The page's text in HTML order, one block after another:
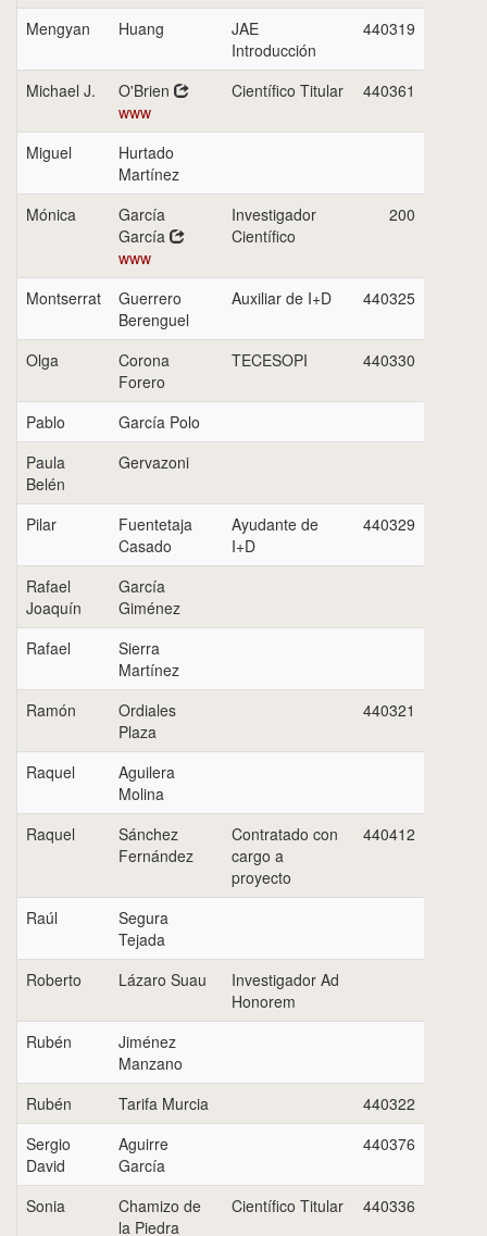
Mengyan Huang
JAE
Introducción
440319
Michael J.
O'Brien
www
Científico Titular 440361
Miguel
Hurtado
Martínez
Mónica
García
García
www
Investigador
Científico
200
Montserrat
Guerrero
Berenguel
Auxiliar de I+D 440325
Olga
Corona
Forero
TECESOPI 440330
Pablo
García Polo
Paula
Belén
Gervazoni
Pilar
Fuentetaja
Casado
Ayudante de
I+D
440329
Rafael
Joaquín
García
Giménez
Rafael
Sierra
Martínez
Ramón
Ordiales
Plaza
440321
Raquel
Aguilera
Molina
Raquel
Sánchez
Fernández
Contratado con
cargo a
proyecto
440412
Raúl
Segura
Tejada
Roberto
Lázaro Suau
Investigador Ad
Honorem
Rubén
Jiménez
Manzano
Rubén
Tarifa Murcia
440322
Sergio
David
Aguirre
García
440376
Sonia
Chamizo de
la Piedra
Científico Titular 440336